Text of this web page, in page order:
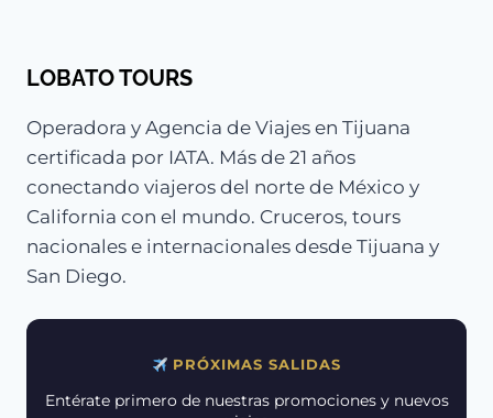
LOBATO TOURS
Operadora y Agencia de Viajes en Tijuana
certificada por IATA. Más de 21 años
conectando viajeros del norte de México y
California con el mundo. Cruceros, tours
nacionales e internacionales desde Tijuana y
San Diego.
PRÓXIMAS SALIDAS
Entérate primero de nuestras promociones y nuevos